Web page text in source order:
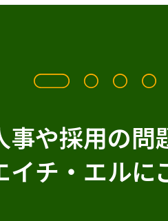
事や採用の問
イチ・エルに